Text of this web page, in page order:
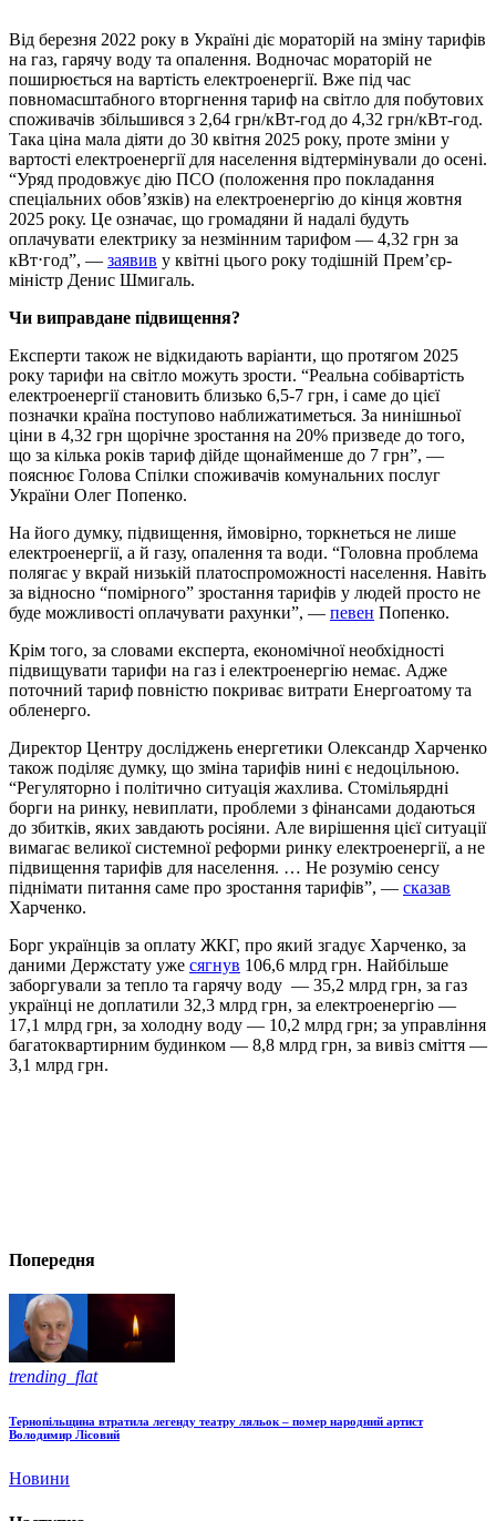
Від березня 2022 року в Україні діє мораторій на зміну тарифів
на газ, гарячу воду та опалення. Водночас мораторій не
поширюється на вартість електроенергії. Вже під час
повномасштабного вторгнення тариф на світло для побутових
споживачів збільшився з 2,64 грн/кВт-год до 4,32 грн/кВт-год.
Така ціна мала діяти до 30 квітня 2025 року, проте зміни у
вартості електроенергії для населення відтермінували до осені.
“Уряд продовжує дію ПСО (положення про покладання
спеціальних обов’язків) на електроенергію до кінця жовтня
2025 року. Це означає, що громадяни й надалі будуть
оплачувати електрику за незмінним тарифом — 4,32 грн за
кВт⋅год”, — заявив у квітні цього року тодішній Прем’єр-
міністр Денис Шмигаль.
Чи виправдане підвищення?
Експерти також не відкидають варіанти, що протягом 2025
року тарифи на світло можуть зрости. “Реальна собівартість
електроенергії становить близько 6,5-7 грн, і саме до цієї
позначки країна поступово наближатиметься. За нинішньої
ціни в 4,32 грн щорічне зростання на 20% призведе до того,
що за кілька років тариф дійде щонайменше до 7 грн”, —
пояснює Голова Спілки споживачів комунальних послуг
України Олег Попенко.
На його думку, підвищення, ймовірно, торкнеться не лише
електроенергії, а й газу, опалення та води. “Головна проблема
полягає у вкрай низькій платоспроможності населення. Навіть
за відносно “помірного” зростання тарифів у людей просто не
буде можливості оплачувати рахунки”, — певен Попенко.
Крім того, за словами експерта, економічної необхідності
підвищувати тарифи на газ і електроенергію немає. Адже
поточний тариф повністю покриває витрати Енергоатому та
обленерго.
Директор Центру досліджень енергетики Олександр Харченко
також поділяє думку, що зміна тарифів нині є недоцільною.
“Регуляторно і політично ситуація жахлива. Стомільярдні
борги на ринку, невиплати, проблеми з фінансами додаються
до збитків, яких завдають росіяни. Але вирішення цієї ситуації
вимагає великої системної реформи ринку електроенергії, а не
підвищення тарифів для населення. … Не розумію сенсу
піднімати питання саме про зростання тарифів”, — сказав
Харченко.
Борг українців за оплату ЖКГ, про який згадує Харченко, за
даними Держстату уже сягнув 106,6 млрд грн. Найбільше
заборгували за тепло та гарячу воду — 35,2 млрд грн, за газ
українці не доплатили 32,3 млрд грн, за електроенергію —
17,1 млрд грн, за холодну воду — 10,2 млрд грн; за управління
багатоквартирним будинком — 8,8 млрд грн, за вивіз сміття —
3,1 млрд грн.
Попередня
trending_flat
Тернопільщина втратила легенду театру ляльок – помер народний артист
Володимир Лісовий
Новини